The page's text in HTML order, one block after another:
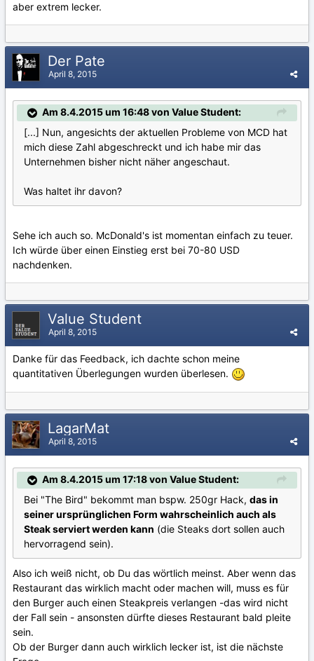
aber extrem lecker.
Der Pate
April 8, 2015
Am 8.4.2015 um 16:48 von Value Student:
[...] Nun, angesichts der aktuellen Probleme von MCD hat
mich diese Zahl abgeschreckt und ich habe mir das
Unternehmen bisher nicht näher angeschaut.
Was haltet ihr davon?
Sehe ich auch so. McDonald's ist momentan einfach zu teuer.
Ich würde über einen Einstieg erst bei 70-80 USD
nachdenken.
Value Student
April 8, 2015
Danke für das Feedback, ich dachte schon meine
quantitativen Überlegungen wurden überlesen.
LagarMat
April 8, 2015
Am 8.4.2015 um 17:18 von Value Student:
Bei "The Bird" bekommt man bspw. 250gr Hack, das in
seiner ursprünglichen Form wahrscheinlich auch als
Steak serviert werden kann (die Steaks dort sollen auch
hervorragend sein).
Also ich weiß nicht, ob Du das wörtlich meinst. Aber wenn das
Restaurant das wirklich macht oder machen will, muss es für
den Burger auch einen Steakpreis verlangen -das wird nicht
der Fall sein - ansonsten dürfte dieses Restaurant bald pleite
sein.
Ob der Burger dann auch wirklich lecker ist, ist die nächste